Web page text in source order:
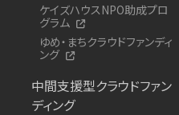
ケイズハウスNPO助成プロ
グラム
ゆめ・まちクラウドファンディ
ング
中間支援型クラウドファン
ディング